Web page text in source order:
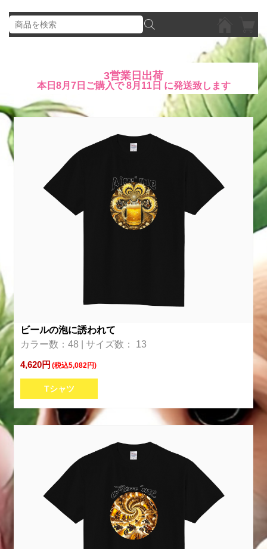
3営業日出荷
本日 8月7日 ご購入で8月11日 に発送致します
ビールの泡に誘われて
カラー数：48 | サイズ数： 13
4,620円 (税込5,082円)
Tシャツ